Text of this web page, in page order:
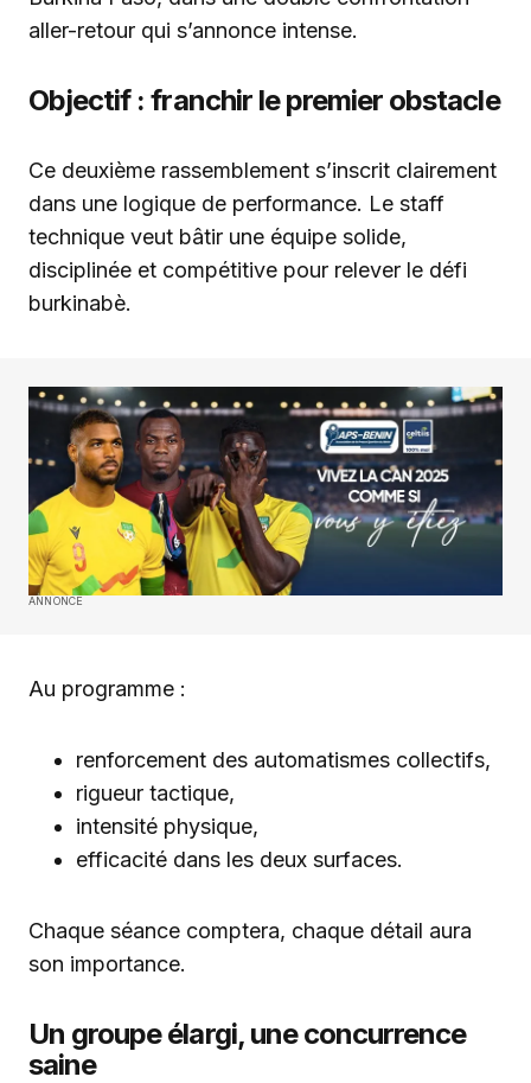
aller-retour qui s’annonce intense.
Objectif : franchir le premier obstacle
Ce deuxième rassemblement s’inscrit clairement
dans une logique de performance. Le staff
technique veut bâtir une équipe solide,
disciplinée et compétitive pour relever le défi
burkinabè.
ANNONCE
Au programme :
renforcement des automatismes collectifs,
rigueur tactique,
intensité physique,
efficacité dans les deux surfaces.
Chaque séance comptera, chaque détail aura
son importance.
Un groupe élargi, une concurrence
saine